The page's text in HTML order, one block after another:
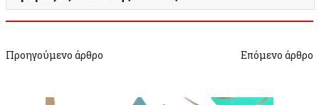
Προηγούμενο άρθρο Επόμενο άρθρο